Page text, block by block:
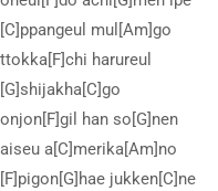
[C]ppangeul mul[Am]go
ttokka[F]chi harureul
[G]shijakha[C]go
onjon[F]gil han so[G]nen
aiseu a[C]merika[Am]no
[F]pigon[G]hae jukken[C]ne